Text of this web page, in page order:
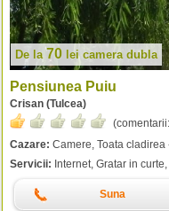
De la 70 lei camera dubla
Pensiunea Puiu
Crisan (Tulcea)
(comentarii:
Cazare: Camere, Toata cladirea
Servicii: Internet, Gratar in
Suna